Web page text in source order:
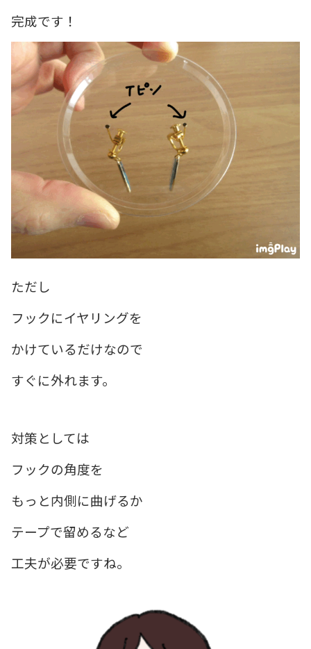
完成です！
ただし
フックにイヤリングを
かけているだけなので
すぐに外れます。
対策としては
フックの角度を
もっと内側に曲げるか
テープで留めるなど
工夫が必要ですね。